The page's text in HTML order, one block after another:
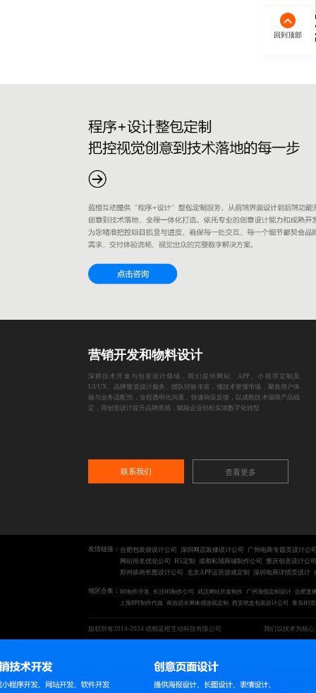
回到顶部
营销开发和物料设计
深耕技术开发与创意设计领域，我们提供网站、APP、小程序定制及
UI/UX、品牌视觉设计服务。团队经验丰富，懂技术更懂市场，聚焦用户体
验与业务适配性，全程透明化沟通，快速响应反馈，以成熟技术保障产品稳
定，用创意设计提升品牌质感，赋能企业轻松实现数字化转型
联系我们 查看更多
友情链接： 合肥包装袋设计公司 深圳网店装修设计公司
广州电商专题页设计公
网站排名优化公司
H5定制 成都私域商城制作公司
重庆创意设计公司
郑州插画长图设计公司
北京APP运营游戏定制 深圳电商详情页设计
地区合集： H5制作开发 长沙H5制作公司 武汉网站开发制作 广州海报定制设计 合肥直
上海PPT制作代做
南昌切水果体感游戏定制 西安纸盒包装设计公司 青岛H5
版权所有2014-2024 成都蓝橙互动科技有限公司 我们以技术为核